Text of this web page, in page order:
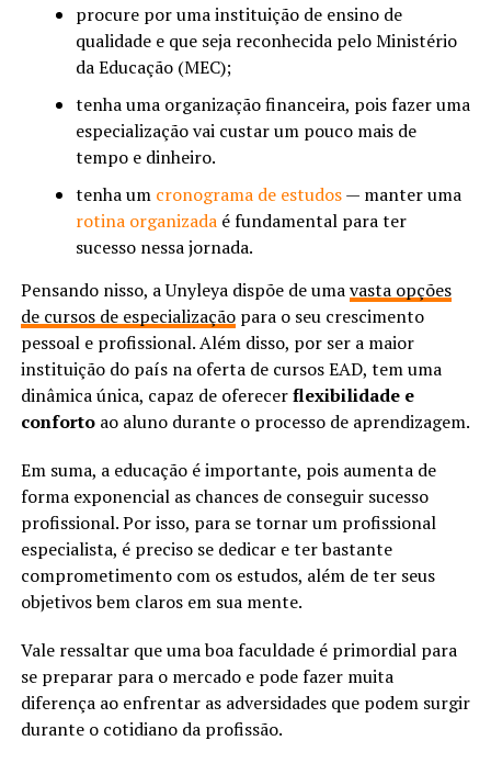
procure por uma instituição de ensino de
qualidade e que seja reconhecida pelo Ministério
da Educação (MEC);
tenha uma organização financeira, pois fazer uma
especialização vai custar um pouco mais de
tempo e dinheiro.
tenha um cronograma de estudos— manter uma
rotina organizadaé fundamental para ter
sucesso nessa jornada.
Pensando nisso, a Unyleya dispõe de umavasta opções
de cursos de especializaçãopara o seu crescimento
pessoal e profissional. Além disso, por ser a maior
instituição do país na oferta de cursos EAD, tem uma
dinâmica única, capaz de oferecerflexibilidade e
confortoao aluno durante o processo de aprendizagem.
Em suma, a educação é importante, pois aumenta de
forma exponencial as chances de conseguir sucesso
profissional. Por isso, para se tornar um profissional
especialista, é preciso se dedicar e ter bastante
comprometimento com os estudos, além de ter seus
objetivos bem claros em sua mente.
Vale ressaltar que uma boa faculdade é primordial para
se preparar para o mercado e pode fazer muita
diferença ao enfrentar as adversidades que podem surgir
durante o cotidiano da profissão.